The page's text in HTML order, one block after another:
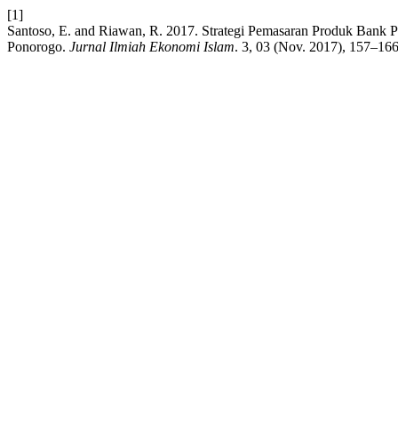
[1]
Santoso, E. and Riawan, R. 2017. Strategi Pemasaran Produk
Ponorogo. Jurnal Ilmiah Ekonomi Islam. 3, 03 (Nov. 2017),